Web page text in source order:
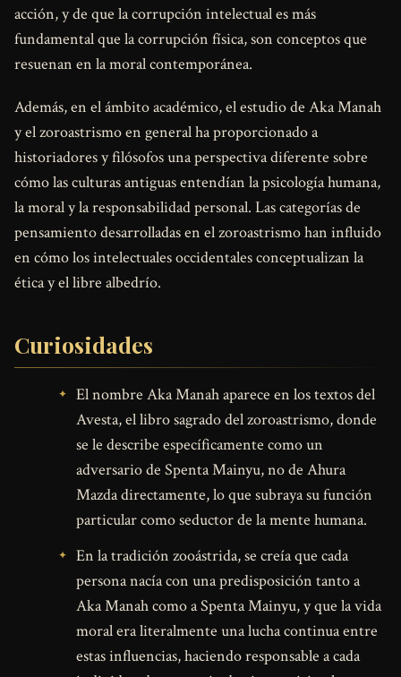
acción, y de que la corrupción intelectual es más
fundamental que la corrupción física, son conceptos que
resuenan en la moral contemporánea.
Además, en el ámbito académico, el estudio de Aka Manah
y el zoroastrismo en general ha proporcionado a
historiadores y filósofos una perspectiva diferente sobre
cómo las culturas antiguas entendían la psicología humana,
la moral y la responsabilidad personal. Las categorías de
pensamiento desarrolladas en el zoroastrismo han influido
en cómo los intelectuales occidentales conceptualizan la
ética y el libre albedrío.
Curiosidades
El nombre Aka Manah aparece en los textos del
Avesta, el libro sagrado del zoroastrismo, donde
se le describe específicamente como un
adversario de Spenta Mainyu, no de Ahura
Mazda directamente, lo que subraya su función
particular como seductor de la mente humana.
En la tradición zooástrida, se creía que cada
persona nacía con una predisposición tanto a
Aka Manah como a Spenta Mainyu, y que la vida
moral era literalmente una lucha continua entre
estas influencias, haciendo responsable a cada